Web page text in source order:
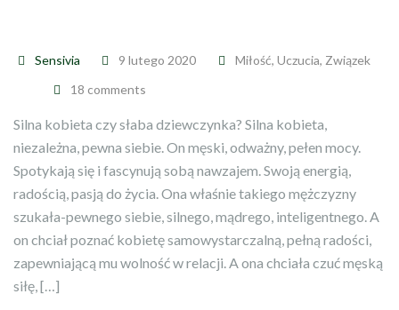
Sensivia 9 lutego 2020 Miłość, Uczucia, Związek
18 comments
Silna kobieta czy słaba dziewczynka? Silna kobieta,
niezależna, pewna siebie. On męski, odważny, pełen mocy.
Spotykają się i fascynują sobą nawzajem. Swoją energią,
radością, pasją do życia. Ona właśnie takiego mężczyzny
szukała-pewnego siebie, silnego, mądrego, inteligentnego. A
on chciał poznać kobietę samowystarczalną, pełną radości,
zapewniającą mu wolność w relacji. A ona chciała czuć męską
siłę, […]